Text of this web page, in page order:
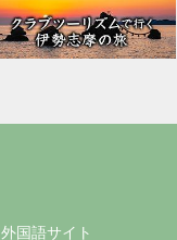
外国語サイト